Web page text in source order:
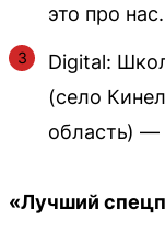
это про
Digital:
(село
область) —
«Лучший